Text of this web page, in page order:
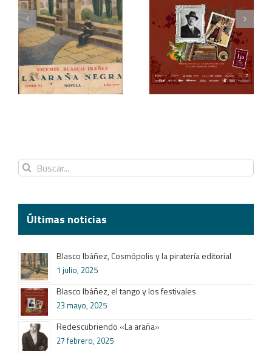
Blasco Ibáñez, el tango
y los festivales
Redescubriendo
«La araña»
Buscar:
Últimas noticias
Blasco Ibáñez, Cosmópolis y la piratería editorial
1 julio, 2025
Blasco Ibáñez, el tango y los festivales
23 mayo, 2025
Redescubriendo «La araña»
27 febrero, 2025